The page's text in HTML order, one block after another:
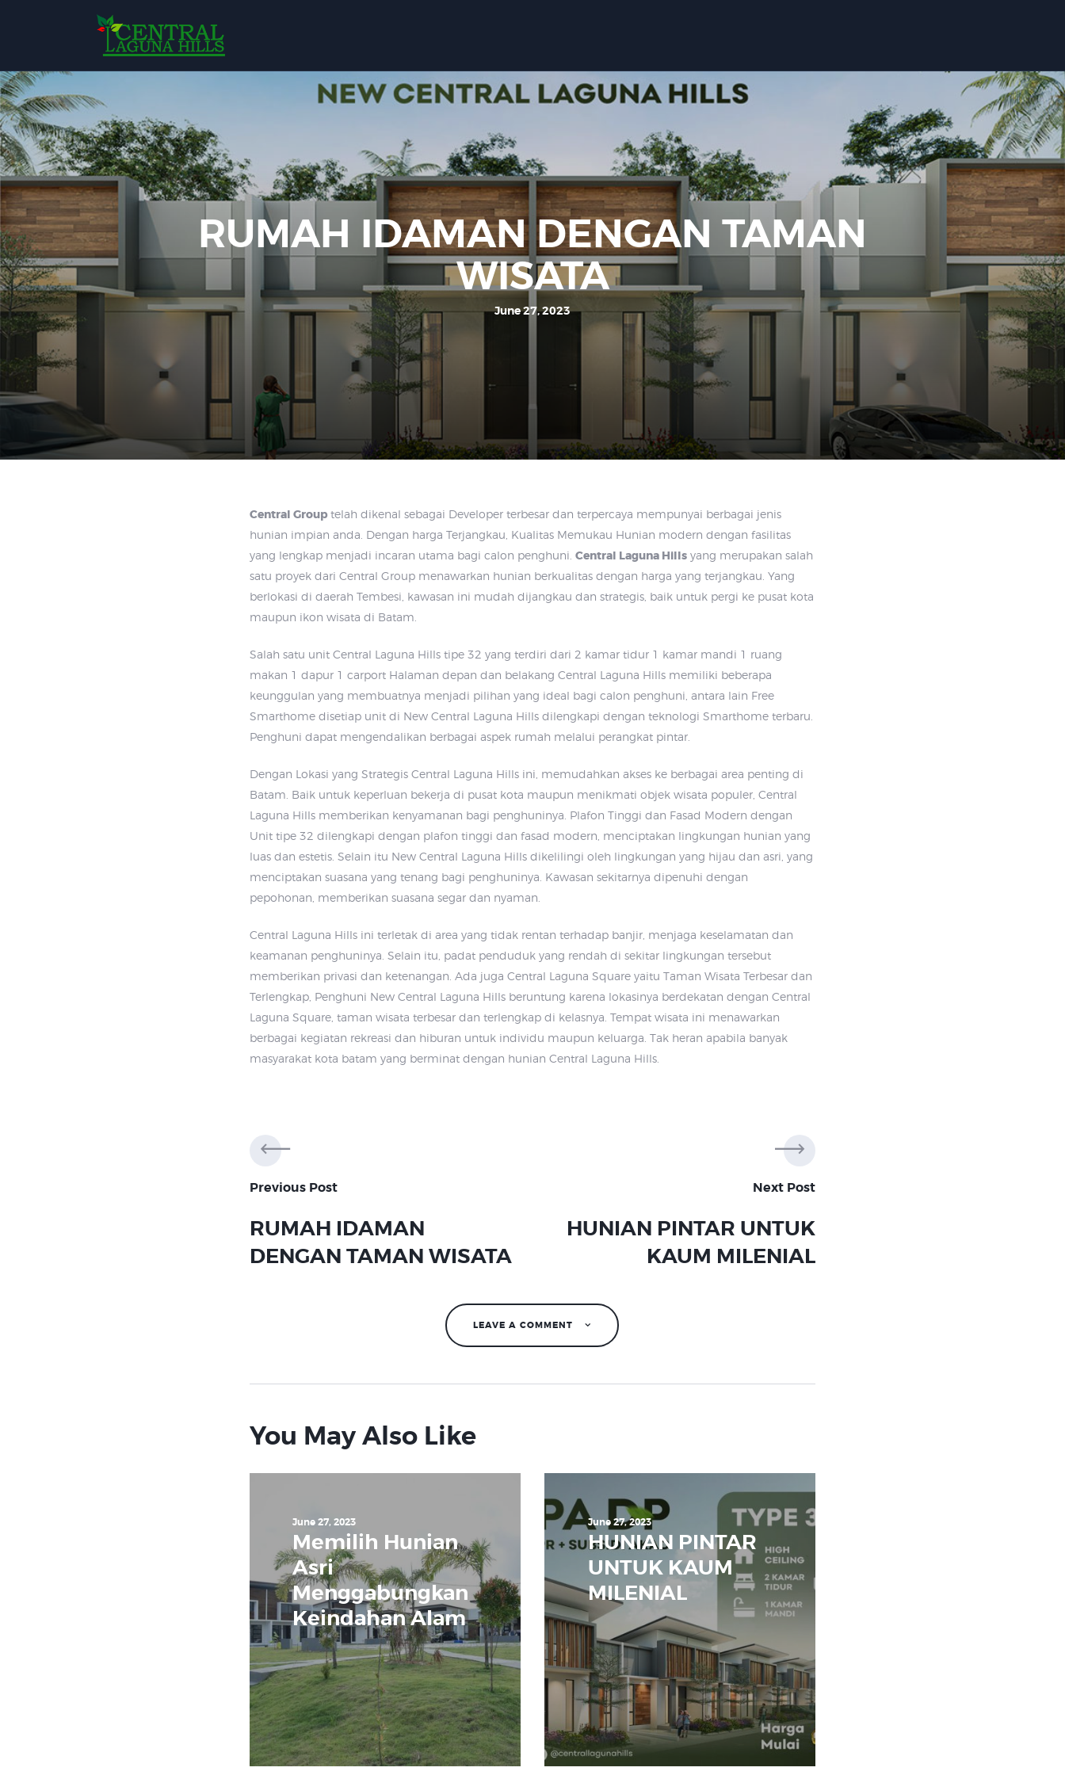
Events
Gallery
RUMAH IDAMAN DENGAN TAMAN
WISATA
June 27, 2023
Central Group telah dikenal sebagai Developer terbesar dan terpercaya mempunyai berbagai jenis
hunian impian anda. Dengan harga Terjangkau, Kualitas Memukau Hunian modern dengan fasilitas
yang lengkap menjadi incaran utama bagi calon penghuni. Central Laguna Hillsyang merupakan salah
satu proyek dari Central Group menawarkan hunian berkualitas dengan harga yang terjangkau. Yang
berlokasi di daerah Tembesi, kawasan ini mudah dijangkau dan strategis, baik untuk pergi ke pusat kota
maupun ikon wisata di Batam.
Salah satu unit Central Laguna Hills tipe 32 yang terdiri dari 2 kamar tidur 1 kamar mandi 1 ruang
makan 1 dapur 1 carport Halaman depan dan belakang Central Laguna Hills memiliki beberapa
keunggulan yang membuatnya menjadi pilihan yang ideal bagi calon penghuni, antara lain Free
Smarthome disetiap unit di New Central Laguna Hills dilengkapi dengan teknologi Smarthome terbaru.
Penghuni dapat mengendalikan berbagai aspek rumah melalui perangkat pintar.
Dengan Lokasi yang Strategis Central Laguna Hills ini, memudahkan akses ke berbagai area penting di
Batam. Baik untuk keperluan bekerja di pusat kota maupun menikmati objek wisata populer, Central
Laguna Hills memberikan kenyamanan bagi penghuninya. Plafon Tinggi dan Fasad Modern dengan
Unit tipe 32 dilengkapi dengan plafon tinggi dan fasad modern, menciptakan lingkungan hunian yang
luas dan estetis. Selain itu New Central Laguna Hills dikelilingi oleh lingkungan yang hijau dan asri, yang
menciptakan suasana yang tenang bagi penghuninya. Kawasan sekitarnya dipenuhi dengan
pepohonan, memberikan suasana segar dan nyaman.
Central Laguna Hills ini terletak di area yang tidak rentan terhadap banjir, menjaga keselamatan dan
keamanan penghuninya. Selain itu, padat penduduk yang rendah di sekitar lingkungan tersebut
memberikan privasi dan ketenangan. Ada juga Central Laguna Square yaitu Taman Wisata Terbesar dan
Terlengkap, Penghuni New Central Laguna Hills beruntung karena lokasinya berdekatan dengan Central
Laguna Square, taman wisata terbesar dan terlengkap di kelasnya. Tempat wisata ini menawarkan
berbagai kegiatan rekreasi dan hiburan untuk individu maupun keluarga. Tak heran apabila banyak
masyarakat kota batam yang berminat dengan hunian Central Laguna Hills.
Post
navigation
Previous Post
RUMAH IDAMAN
DENGAN TAMAN WISATA
Next Post
HUNIAN PINTAR UNTUK
KAUM MILENIAL
LEAVE A COMMENT
You May Also Like
June 27, 2023
Memilih Hunian
Asri
Menggabungkan
Keindahan Alam
June 27, 2023
HUNIAN PINTAR
UNTUK KAUM
MILENIAL